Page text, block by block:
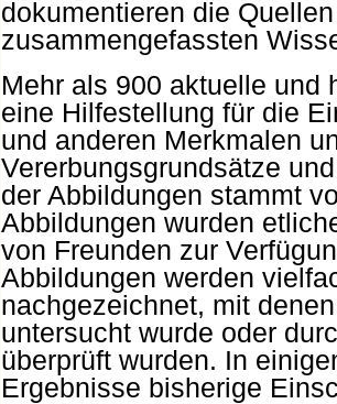
dokumentieren die
zusammengefassten
Mehr als 900 aktuelle und
eine Hilfestellung für die
und anderen Merkmalen
Vererbungsgrundsätze
der Abbildungen stammt
Abbildungen wurden
von Freunden zur
Abbildungen werden
nachgezeichnet, mit
untersucht wurde oder
überprüft wurden. In
Ergebnisse bisherige